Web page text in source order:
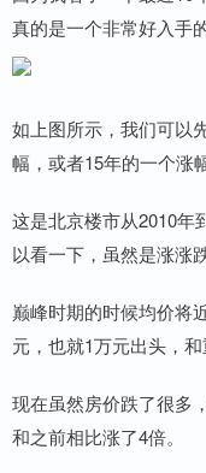
真的是一个非常好入手
如上图所示，我们可以
幅，或者15年的一个涨
这是北京楼市从2010年
以看一下，虽然是涨涨
巅峰时期的时候均价将
元，也就1万元出头，和
现在虽然房价跌了很多
和之前相比涨了4倍。